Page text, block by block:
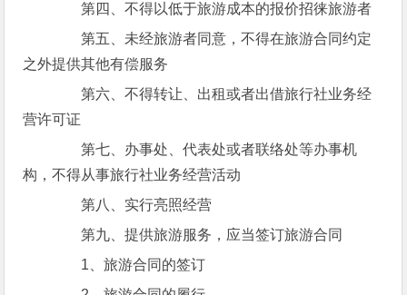
第四、不得以低于旅游成本的报价招徕旅游者
第五、未经旅游者同意，不得在旅游合同约定
之外提供其他有偿服务
第六、不得转让、出租或者出借旅行社业务经
营许可证
第七、办事处、代表处或者联络处等办事机
构，不得从事旅行社业务经营活动
第八、实行亮照经营
第九、提供旅游服务，应当签订旅游合同
1、旅游合同的签订